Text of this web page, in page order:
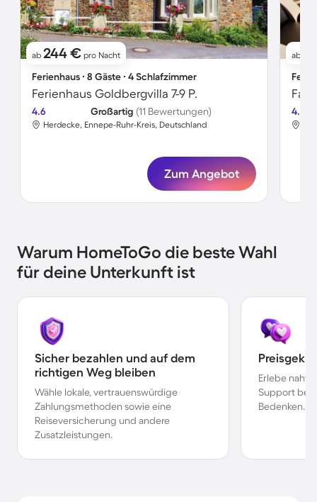
ab 244 € pro Nacht
Ferienhaus ∙ 8 Gäste ∙ 4 Schlafzimmer
Ferienhaus Goldbergvilla 7-9 P.
4.6 Großartig (11 Bewertungen)
Herdecke, Ennepe-Ruhr-Kreis, Deutschland
Zum Angebot
ab
4.5
Warum HomeToGo die beste Wahl
für deine Unterkunft ist
Sicher bezahlen und auf dem
richtigen Weg bleiben
Wähle lokale, vertrauenswürdige
Zahlungsmethoden sowie eine
Reiseversicherung und andere
Zusatzleistungen.
Erlebe
Support bei
Bedenken.